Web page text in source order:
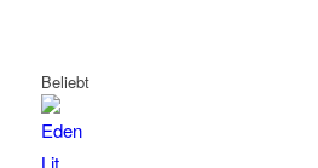
Beliebt